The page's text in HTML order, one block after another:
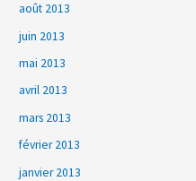
août 2013
juin 2013
mai 2013
avril 2013
mars 2013
février 2013
janvier 2013